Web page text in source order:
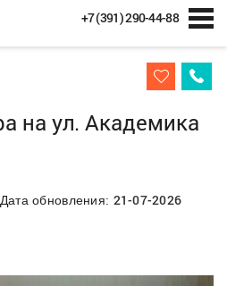
+7 (391) 290-44-88
на ул. Академика
обновления: 21-07-2026